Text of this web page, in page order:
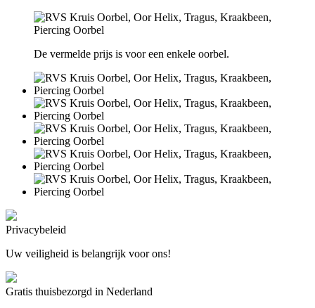
De vermelde prijs is voor een enkele oorbel.
Privacybeleid
Uw veiligheid is belangrijk voor ons!
Gratis thuisbezorgd in Nederland